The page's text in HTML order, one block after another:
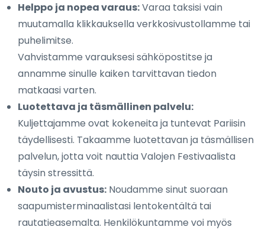
Helppo ja nopea varaus:Varaa taksisi vain
muutamalla klikkauksella verkkosivustollamme tai
puhelimitse.
Vahvistamme varauksesi sähköpostitse ja
annamme sinulle kaiken tarvittavan tiedon
matkaasi varten.
Luotettava ja täsmällinen palvelu:
Kuljettajamme ovat kokeneita ja tuntevat Pariisin
täydellisesti. Takaamme luotettavan ja täsmällisen
palvelun, jotta voit nauttia Valojen Festivaalista
täysin stressittä.
Nouto ja avustus: Noudamme sinut suoraan
saapumisterminaalistasi lentokentältä tai
rautatieasemalta. Henkilökuntamme voi myös